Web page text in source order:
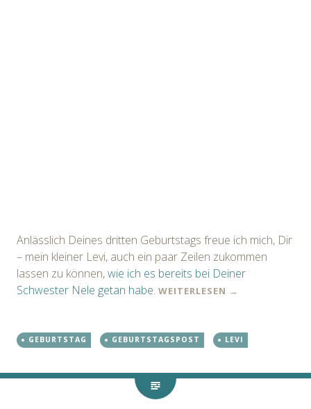
Anlässlich Deines dritten Geburtstags freue ich mich, Dir
– mein kleiner Levi, auch ein paar Zeilen zukommen
lassen zu können,wie ich es bereits bei Deiner
Schwester Nele getan habe. WEITERLESEN →
GEBURTSTAG GEBURTSTAGSPOST LEVI